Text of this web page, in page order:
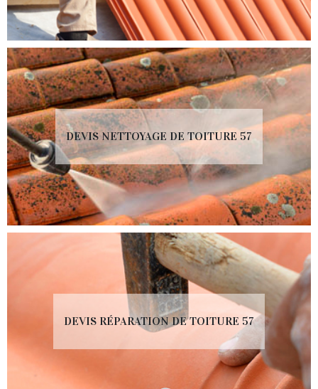
DEVIS NETTOYAGE DE TOITURE 57
DEVIS RÉPARATION DE TOITURE 57